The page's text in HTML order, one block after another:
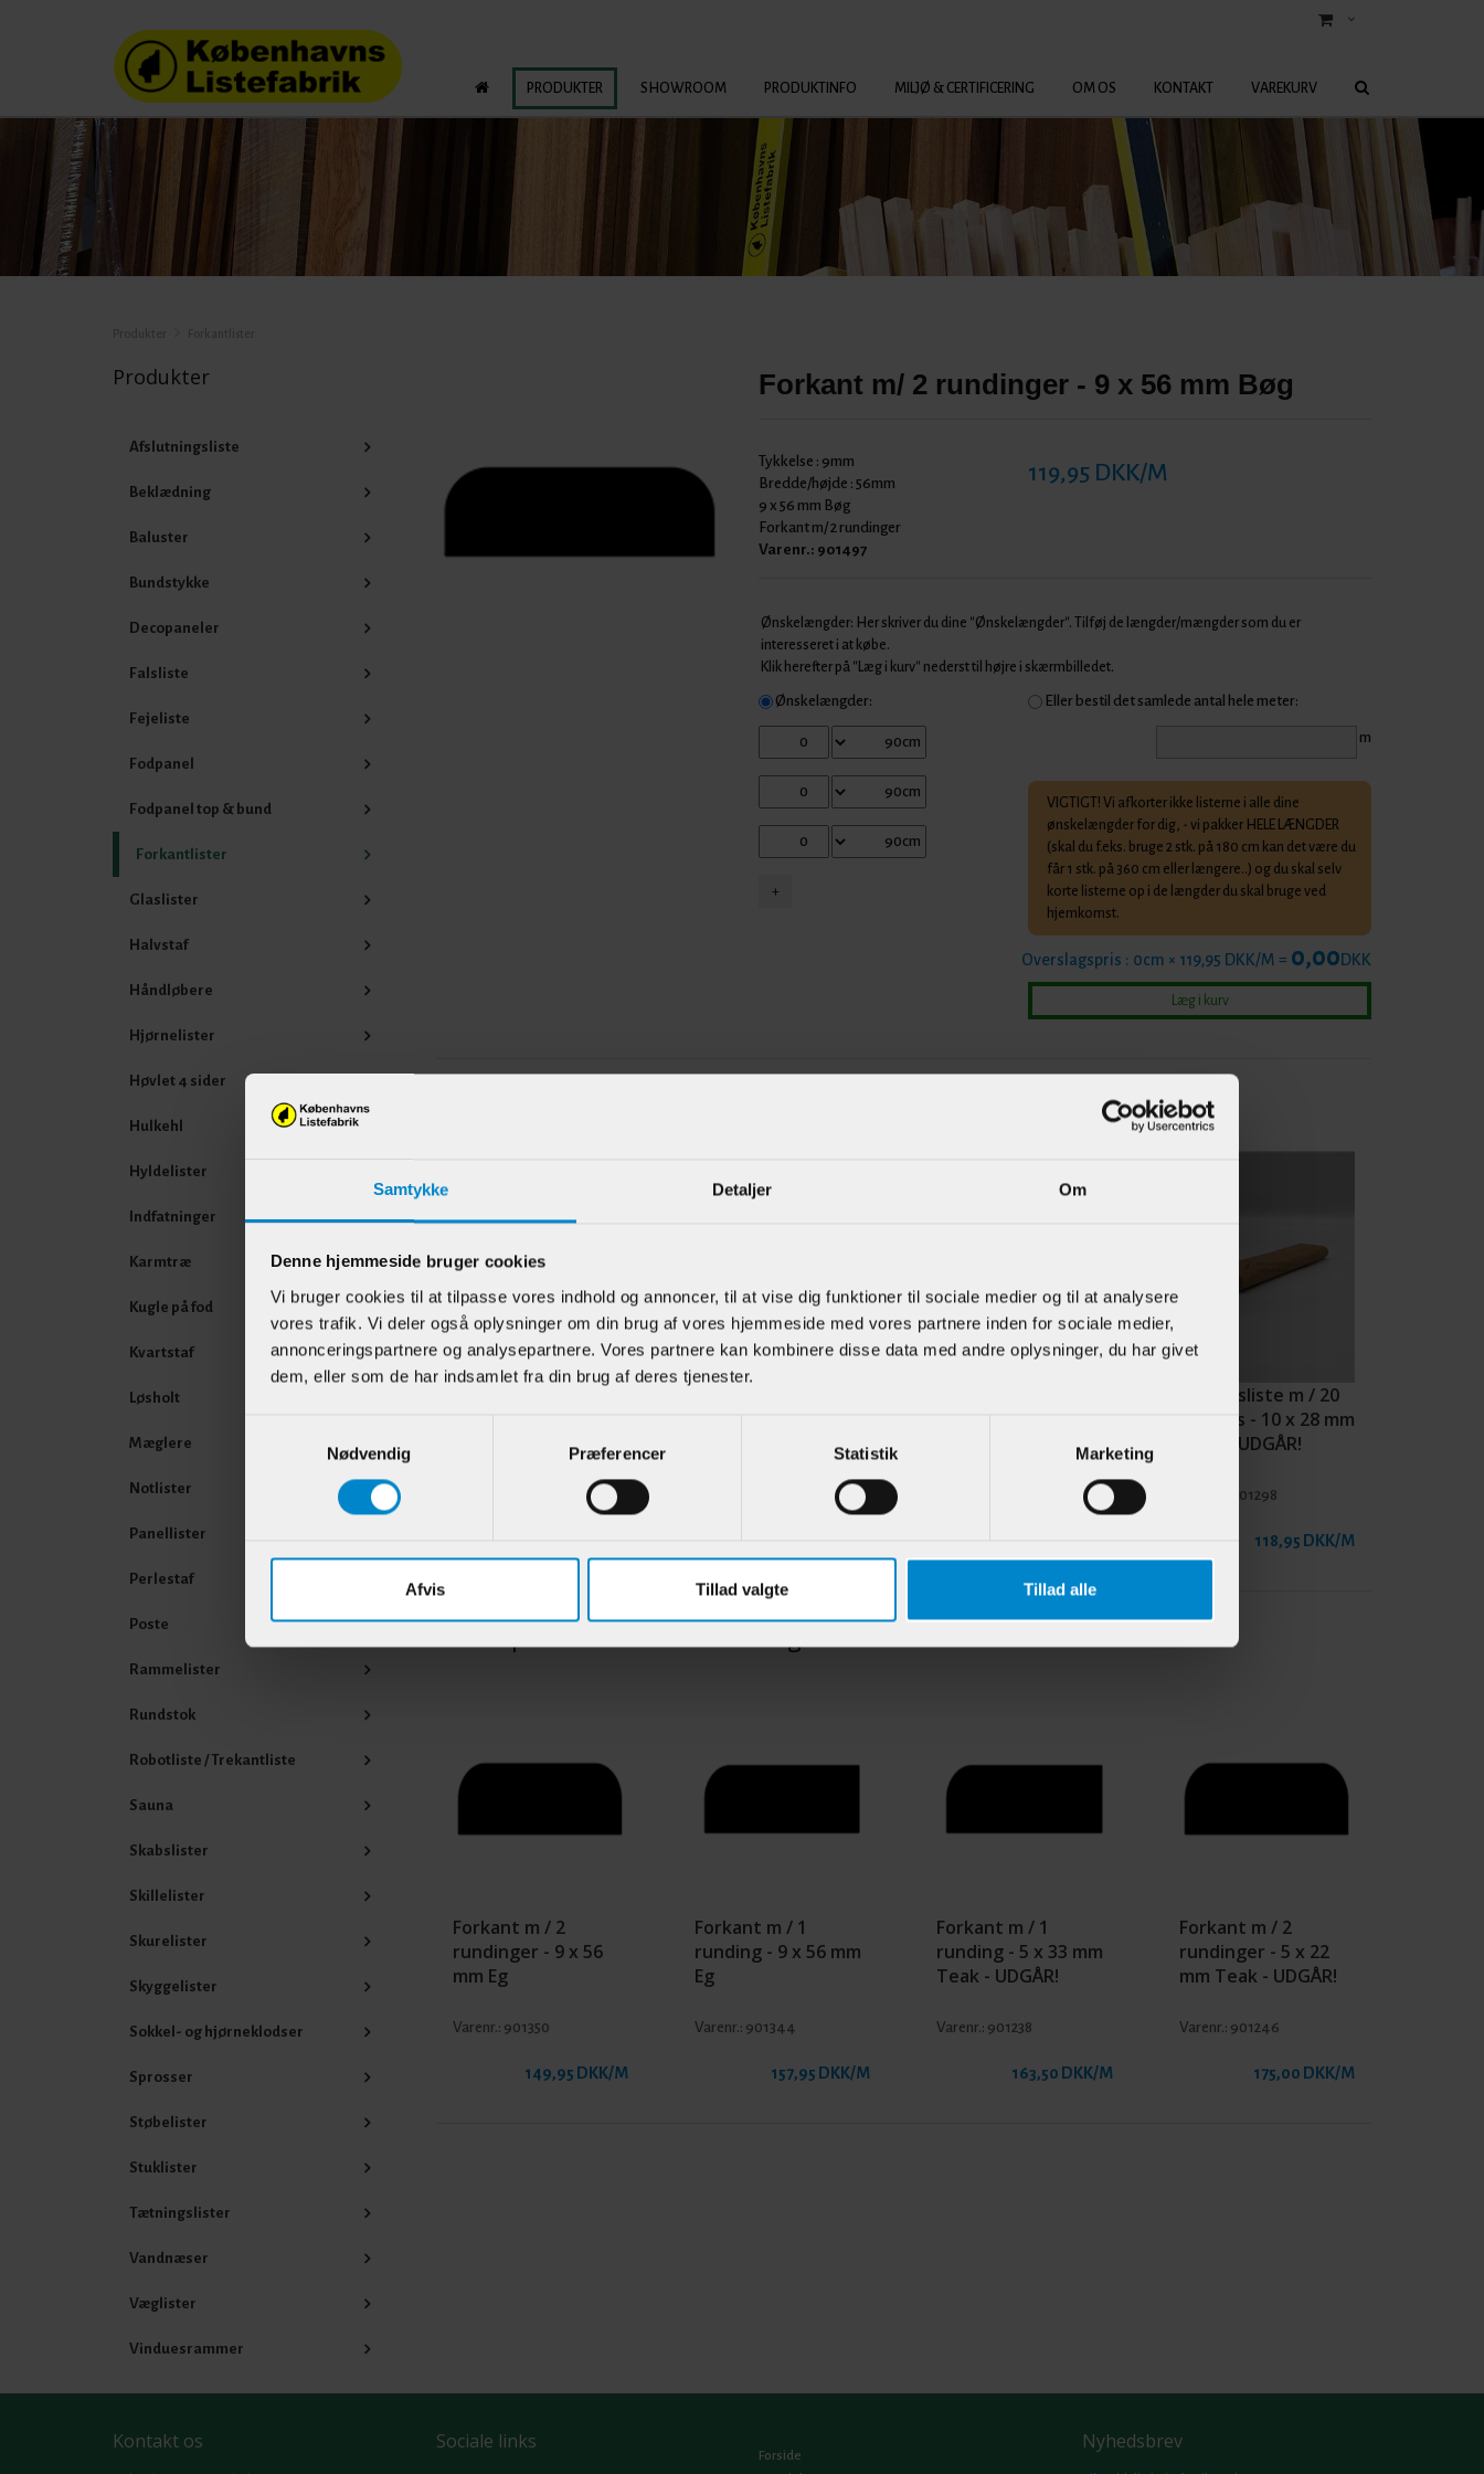
Samtykke Detaljer Om
Denne hjemmeside bruger cookies
Vi bruger cookies til at tilpasse vores indhold og annoncer, til at vise dig funktioner til sociale medier og til at analysere
vores trafik. Vi deler også oplysninger om din brug af vores hjemmeside med vores partnere inden for sociale medier,
annonceringspartnere og analysepartnere. Vores partnere kan kombinere disse data med andre oplysninger, du har givet
dem, eller som de har indsamlet fra din brug af deres tjenester.
Nødvendig
Præferencer Statistik Marketing
Afvis Tillad valgte Tillad alle
PRODUKTER SHOWROOM PRODUKTINFO MILJØ & CERTIFICERING OM OS KONTAKT VAREKURV
Produkter
Afslutningsliste
Beklædning
Baluster
Bundstykke
Decopaneler
Falsliste
Fejeliste
Fodpanel
Fodpanel top & bund
Forkantlister
Glaslister
Halvstaf
Håndløbere
Hjørnelister
Høvlet 4 sider
Hulkehl
Hyldelister
Indfatninger
Karmtræ
Kugle på fod
Kvartstaf
Løsholt
Mæglere
Notlister
Panellister
Perlestaf
Poste
Rammelister
Rundstok
Robotliste / Trekantliste
Sauna
Skabslister
Skillelister
Skurelister
Skyggelister
Sokkel- og hjørneklodser
Sprosser
Støbelister
Stuklister
Tætningslister
Vandnæser
Væglister
Vinduesrammer
Forkant m/ 2 rundinger - 9 x 56 mm Bøg
Tykkelse : 9mm
Bredde/højde : 56mm
9 x 56 mm Bøg
Forkant m/ 2 rundinger
Varenr.: 901497
119,95 DKK/M
Ønskelængder: Her skriver du dine "Ønskelængder". Tilføj de længder/mængder som du er
interesseret i at købe.
Klik herefter på "Læg i kurv" nederst til højre i skærmbilledet.
Ønskelængder: Eller bestil det samlede antal hele meter:
m
VIGTIGT! Vi afkorter ikke listerne i alle dine
ønskelængder for dig, - vi pakker HELE LÆNGDER
(skal du f.eks. bruge 2 stk. på 180 cm kan det være du
får 1 stk. på 360 cm eller længere..) og du skal selv
korte listerne op i de længder du skal bruge ved
hjemkomst.
Overslagspris : 0cm × 119,95 DKK/M = 0,00DKK
hulkehl & staf - 15 x
21 mm Hvidmalet
mm fals - 10 x 28 mm
12 x 70 x 1250 mm
Glasfalsliste m / 20
mm fals - 10 x 28 mm
Teak - UDGÅR!
901298
118,95 DKK/M
Forkant m / 2
rundinger - 9 x 56
mm Eg
Varenr.: 901350
149,95 DKK/M
Forkant m / 1
runding - 9 x 56 mm
Eg
Varenr.: 901344
157,95 DKK/M
Forkant m / 1
runding - 5 x 33 mm
Teak - UDGÅR!
Varenr.: 901238
163,50 DKK/M
Forkant m / 2
rundinger - 5 x 22
mm Teak - UDGÅR!
Varenr.: 901246
175,00 DKK/M
Kontakt os Sociale links
Forside
Nyhedsbrev